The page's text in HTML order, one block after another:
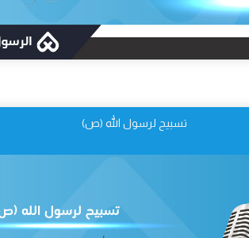
تسبيح لرسول الله (ص)